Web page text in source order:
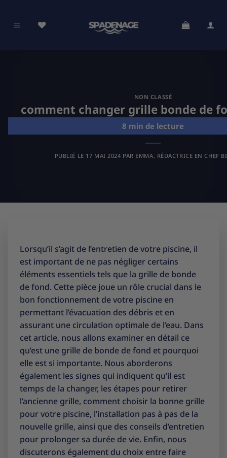
contenu
NON CLASSÉ
comment changer grille bonde de
PUBLIÉ LE 17 MAI 2024 PAR EMMA, RÉDACTRICE EN CHEF
Lorsqu’il s’agit de l’entretien de votre piscine, il
est important de ne pas négliger certains
éléments essentiels tels que la grille de bonde
de fond. Cette pièce joue un rôle crucial dans le
bon fonctionnement de votre piscine en
permettant l’évacuation des débris et en
assurant une circulation optimale de l’eau. Dans
cet article, nous allons examiner en détail ce
qu’est une grille de bonde de fond et pourquoi
elle est si importante. Nous aborderons
également les signes qui indiquent qu’il est
temps de la changer, les étapes pour retirer
l’ancienne grille, comment choisir la bonne grille
pour votre piscine, l’installation pas à pas de la
nouvelle grille, ainsi que des conseils d’entretien
pour prolonger sa durée de vie. Enfin, nous
discuterons également du choix entre faire